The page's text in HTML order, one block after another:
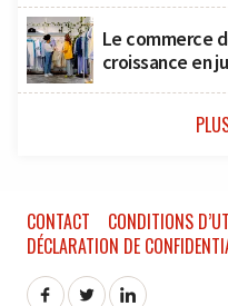
Le commerce
croissance en
CONTACT
CONDITIONS
DÉCLARATION DE